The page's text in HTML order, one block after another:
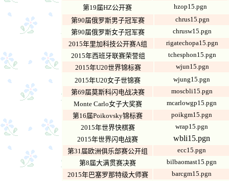
第19届HZ公开赛
hzop15.pgn
第90届俄罗斯男子冠军赛
chrus15.pgn
第90届俄罗斯女子冠军赛
chrusw15.pgn
2015年里加科技公开赛A组
rigatechopa15.pgn
2015年西班牙联赛荣誉组
tchesphon15.pgn
2015年U20世界锦标赛
wjun15.pgn
2015年U20女子世锦赛
wjung15.pgn
第69届莫斯科闪电战决赛
moscbli15.pgn
Monte Carlo女子大奖赛
mcarlowgp15.pgn
第16届Poikovsky锦标赛
poikgm15.pgn
2015年世界快棋赛
wrap15.pgn
2015年世界闪电战赛
wbli15.pgn
第31届欧洲俱乐部赛公开组
ecc15.pgn
第8届大满贯赛决赛
bilbaomast15.pgn
2015年巴塞罗那特级大师赛
barcgm15.pgn